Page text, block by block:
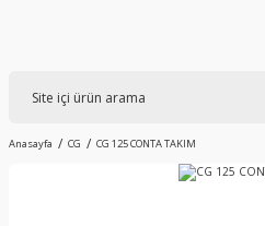
Anasayfa CG CG 125 CONTA TAKIM